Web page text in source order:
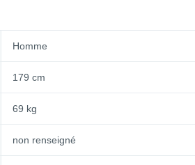
Homme
179 cm
69 kg
non renseigné